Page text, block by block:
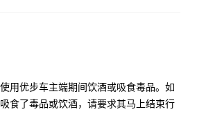
用优步车主端期间饮酒或吸食毒品。如
食了毒品或饮酒，请要求其马上结束行